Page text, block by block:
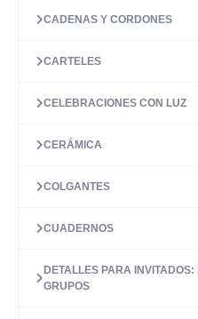
CADENAS Y CORDONES
CARTELES
CELEBRACIONES CON LUZ
CERÁMICA
COLGANTES
CUADERNOS
DETALLES PARA
GRUPOS